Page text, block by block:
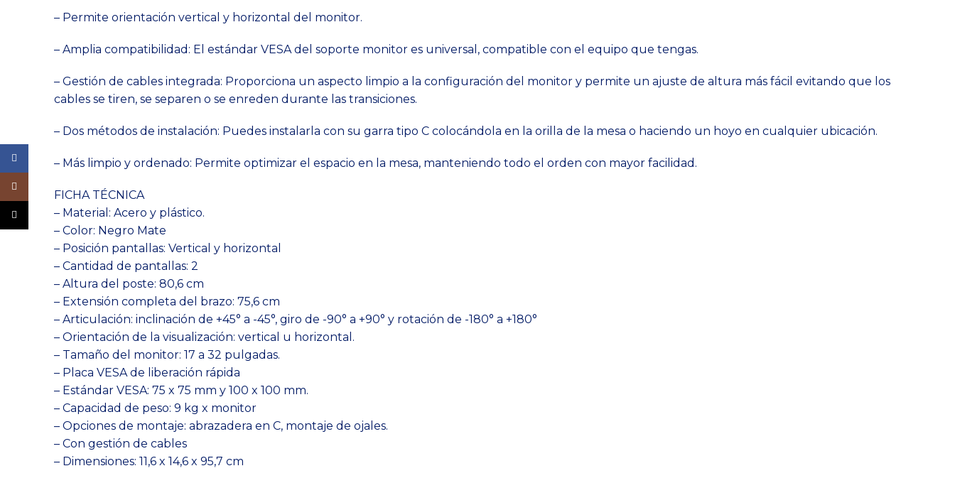
– Permite orientación vertical y horizontal del monitor.
– Amplia compatibilidad: El estándar VESA del soporte monitor es universal, compatible con el equipo que tengas.
– Gestión de cables integrada: Proporciona un aspecto limpio a la configuración del monitor y permite un ajuste de altura más fácil evitando que los
cables se tiren, se separen o se enreden durante las transiciones.
– Dos métodos de instalación: Puedes instalarla con su garra tipo C colocándola en la orilla de la mesa o haciendo un hoyo en cualquier ubicación.
– Más limpio y ordenado: Permite optimizar el espacio en la mesa, manteniendo todo el orden con mayor facilidad.
FICHA TÉCNICA
– Material: Acero y plástico.
– Color: Negro Mate
– Posición pantallas: Vertical y horizontal
– Cantidad de pantallas: 2
– Altura del poste: 80,6 cm
– Extensión completa del brazo: 75,6 cm
– Articulación: inclinación de +45° a -45°, giro de -90° a +90° y rotación de -180° a +180°
– Orientación de la visualización: vertical u horizontal.
– Tamaño del monitor: 17 a 32 pulgadas.
– Placa VESA de liberación rápida
– Estándar VESA: 75 x 75 mm y 100 x 100 mm.
– Capacidad de peso: 9 kg x monitor
– Opciones de montaje: abrazadera en C, montaje de ojales.
– Con gestión de cables
– Dimensiones: 11,6 x 14,6 x 95,7 cm
Facebook
TikTok